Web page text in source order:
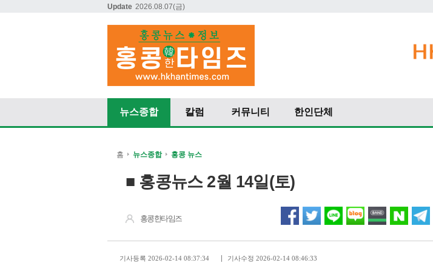
Update 2026.08.07(금)
뉴스종합 칼럼 커뮤니티 한인단체
홈 뉴스종합 홍콩 뉴스
■ 홍콩뉴스 2월 14일(토)
홍콩한타임즈
기사등록 2026-02-14 08:37:34 기사수정 2026-02-14 08:46:33